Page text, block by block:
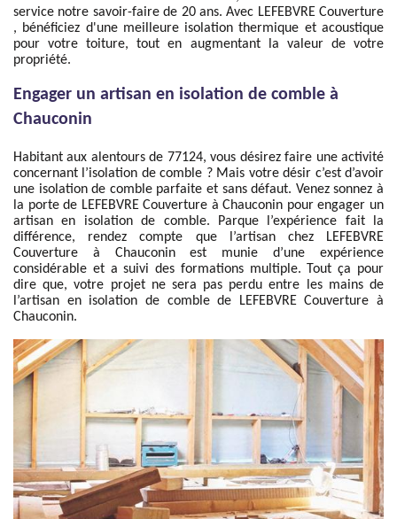
service notre savoir-faire de 20 ans. Avec LEFEBVRE Couverture
, bénéficiez d'une meilleure isolation thermique et acoustique
pour votre toiture, tout en augmentant la valeur de votre
propriété.
Engager un artisan en isolation de comble à
Chauconin
Habitant aux alentours de 77124, vous désirez faire une activité
concernant l’isolation de comble ? Mais votre désir c’est d’avoir
une isolation de comble parfaite et sans défaut. Venez sonnez à
la porte de LEFEBVRE Couverture à Chauconin pour engager un
artisan en isolation de comble. Parque l’expérience fait la
différence, rendez compte que l’artisan chez LEFEBVRE
Couverture à Chauconin est munie d’une expérience
considérable et a suivi des formations multiple. Tout ça pour
dire que, votre projet ne sera pas perdu entre les mains de
l’artisan en isolation de comble de LEFEBVRE Couverture à
Chauconin.